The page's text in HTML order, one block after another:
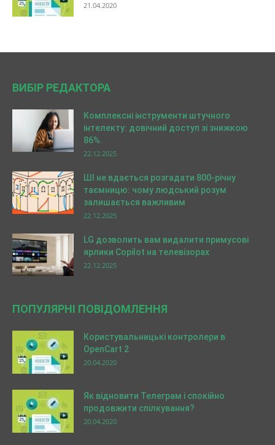
21.04.2020
ВИБІР РЕДАКТОРА
Комплексні інструменти штучного
інтелекту: довічний доступ зі знижкою
86%.
22.12.2025
ШІ не вдається розгадати 800-річну
таємницю: чому людський розум
залишається важливим
22.12.2025
LG дозволить вам видалити примусові
ярлики Copilot на телевізорах
22.12.2025
ПОПУЛЯРНІ ПОВІДОМЛЕННЯ
Користувальницькі контролери в
OpenCart 2
20.04.2020
Як відновити Телеграм і спокійно
продовжити спілкування?
20.04.2020